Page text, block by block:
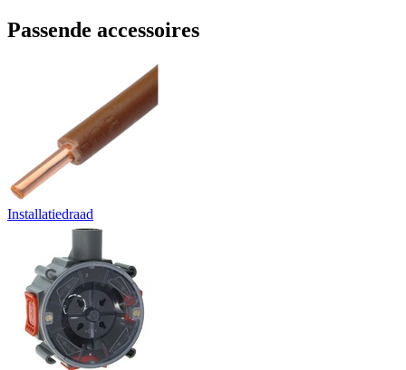
Passende accessoires
Installatiedraad